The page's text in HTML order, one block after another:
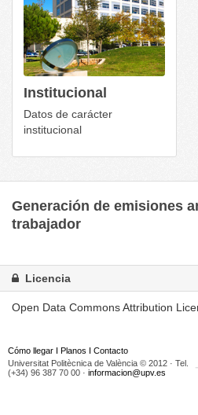
Institucional
Datos de carácter
institucional
Generación de emisiones
trabajador
Licencia
Open Data Commons Attribution
Cómo llegar Planos
Contacto
Universitat Politècnica de València © 2012 · Tel.
(+34) 96 387 70 00 · informacion@upv.es